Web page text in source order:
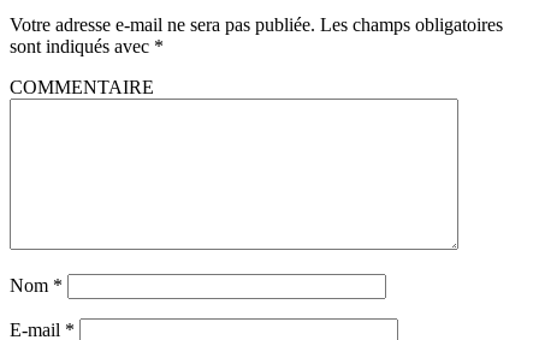
Votre adresse e-mail ne sera pas publiée. Les champs obligatoires
sont indiqués avec *
COMMENTAIRE
Nom *
E-mail *